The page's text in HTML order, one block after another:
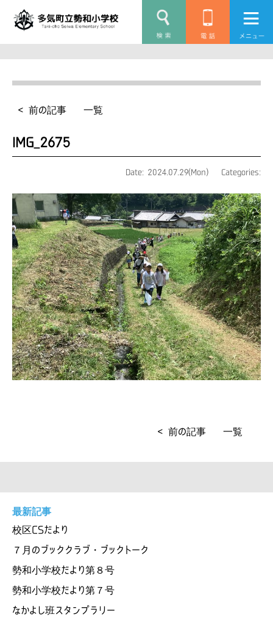
< 前の記事 一覧
IMG_2675
Date: 2024.07.29(Mon) Categories:
< 前の記事 一覧
最新記事
校区CSだより
７月のブッククラブ・ブックトーク
勢和小学校だより第８号
勢和小学校だより第７号
なかよし班スタンプラリー